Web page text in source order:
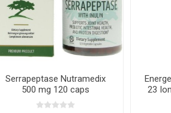
Serrapeptase Nutramedix
500 mg 120 caps
23